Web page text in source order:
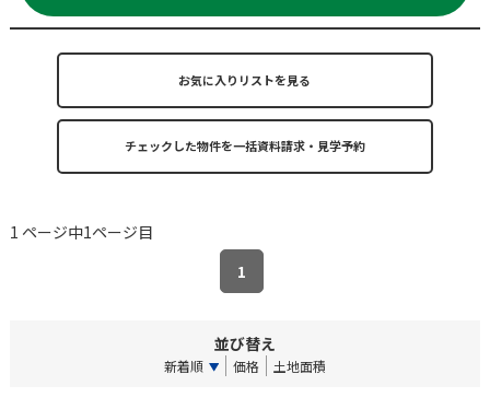
お気に入りリストを見る
1 ページ中1ページ目
1
並び替え
新着順 価格 土地面積